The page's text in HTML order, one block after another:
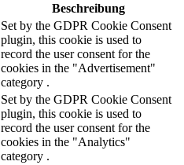
Beschreibung
Set by the GDPR Cookie Consent
plugin, this cookie is used to
record the user consent for the
cookies in the "Advertisement"
category .
Set by the GDPR Cookie Consent
plugin, this cookie is used to
record the user consent for the
cookies in the "Analytics"
category .